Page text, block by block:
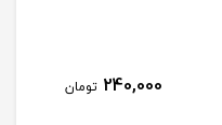
240,000 تومان